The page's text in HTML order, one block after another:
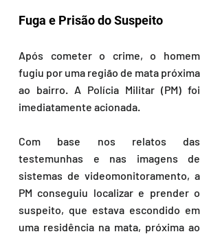
Fuga e Prisão do Suspeito
Após cometer o crime, o homem
fugiu por uma região de mata próxima
ao bairro. A Polícia Militar (PM) foi
imediatamente acionada.
Com base nos relatos das
testemunhas e nas imagens de
sistemas de videomonitoramento, a
PM conseguiu localizar e prender o
suspeito, que estava escondido em
uma residência na mata, próxima ao